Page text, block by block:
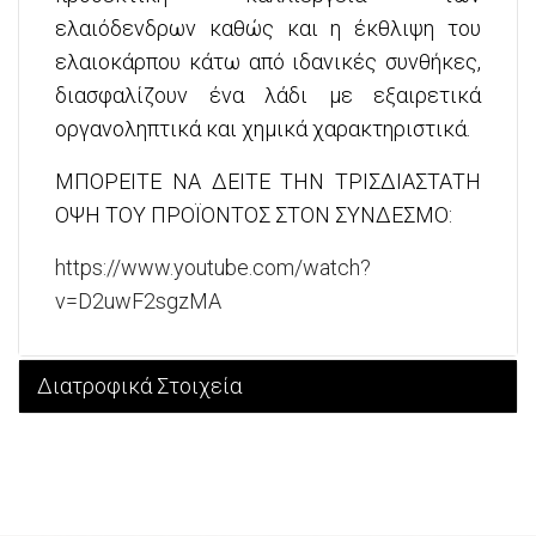
ελαιόδενδρων καθώς και η έκθλιψη του
ελαιοκάρπου κάτω από ιδανικές συνθήκες,
διασφαλίζουν ένα λάδι με εξαιρετικά
οργανοληπτικά και χημικά χαρακτηριστικά.
ΜΠΟΡΕΙΤΕ ΝΑ ΔΕΙΤΕ ΤΗΝ ΤΡΙΣΔΙΑΣΤΑΤΗ
ΟΨΗ ΤΟΥ ΠΡΟΪΟΝΤΟΣ ΣΤΟΝ ΣΥΝΔΕΣΜΟ:
https://www.youtube.com/watch?
v=D2uwF2sgzMA
Διατροφικά Στοιχεία